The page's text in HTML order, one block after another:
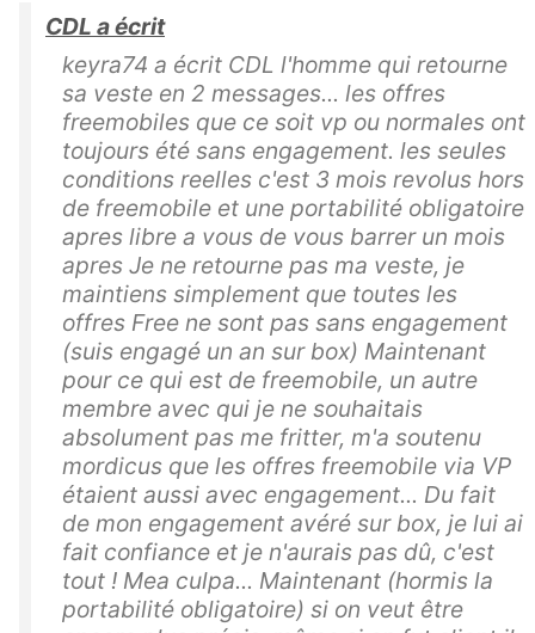
CDL a écrit
keyra74 a écrit CDL l'homme qui retourne
sa veste en 2 messages... les offres
freemobiles que ce soit vp ou normales ont
toujours été sans engagement. les seules
conditions reelles c'est 3 mois revolus hors
de freemobile et une portabilité obligatoire
apres libre a vous de vous barrer un mois
apres Je ne retourne pas ma veste, je
maintiens simplement que toutes les
offres Free ne sont pas sans engagement
(suis engagé un an sur box) Maintenant
pour ce qui est de freemobile, un autre
membre avec qui je ne souhaitais
absolument pas me fritter, m'a soutenu
mordicus que les offres freemobile via VP
étaient aussi avec engagement... Du fait
de mon engagement avéré sur box, je lui ai
fait confiance et je n'aurais pas dû, c'est
tout ! Mea culpa... Maintenant (hormis la
portabilité obligatoire) si on veut être